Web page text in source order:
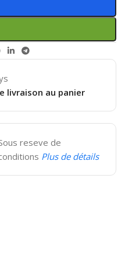
livraison au panier
reseve de
Plus de détails